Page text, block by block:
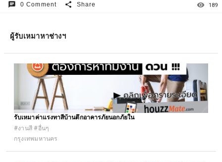
chat 0 Comment share Share remove_red_eye 189
ผู้รับเหมาหาช่างฯ
รับเหมาค่าแรงทาสีบ้านตึกอาคารภัยนอกภัยใน
#งานสี #อื่นๆ
กรุงเทพมหานคร